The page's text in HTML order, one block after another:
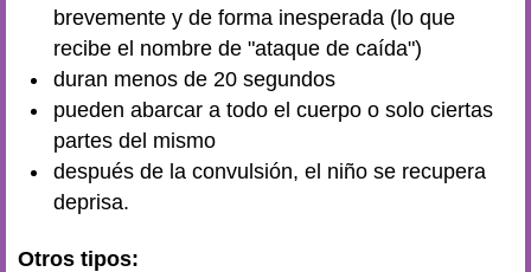
brevemente y de forma inesperada (lo que
recibe el nombre de "ataque de caída")
duran menos de 20 segundos
pueden abarcar a todo el cuerpo o solo ciertas
partes del mismo
después de la convulsión, el niño se recupera
deprisa.
Otros tipos: